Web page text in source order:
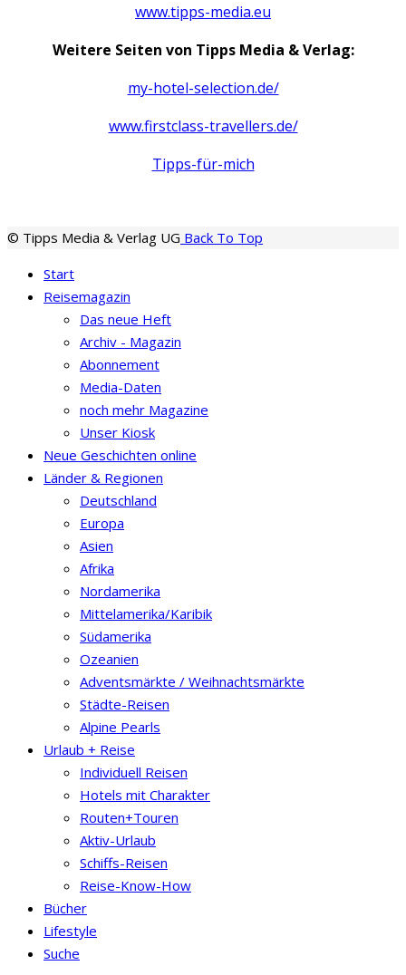
www.tipps-media.eu
Weitere Seiten von Tipps Media & Verlag:
my-hotel-selection.de/
www.firstclass-travellers.de/
Tipps-für-mich
© Tipps Media & Verlag UG Back To Top
Start
Reisemagazin
Das neue Heft
Archiv - Magazin
Abonnement
Media-Daten
noch mehr Magazine
Unser Kiosk
Neue Geschichten online
Länder & Regionen
Deutschland
Europa
Asien
Afrika
Nordamerika
Mittelamerika/Karibik
Südamerika
Ozeanien
Adventsmärkte / Weihnachtsmärkte
Städte-Reisen
Alpine Pearls
Urlaub + Reise
Individuell Reisen
Hotels mit Charakter
Routen+Touren
Aktiv-Urlaub
Schiffs-Reisen
Reise-Know-How
Bücher
Lifestyle
Suche